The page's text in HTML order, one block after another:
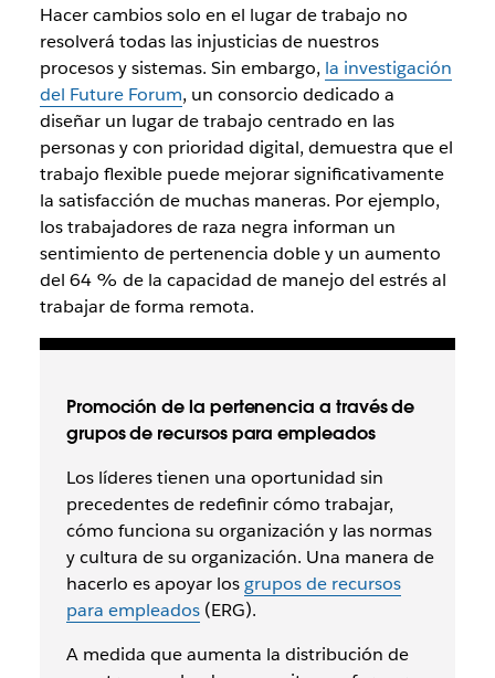
Hacer cambios solo en el lugar de trabajo no
resolverá todas las injusticias de nuestros
procesos y sistemas. Sin embargo, la investigación
del Future Forum, un consorcio dedicado a
diseñar un lugar de trabajo centrado en las
personas y con prioridad digital, demuestra que el
trabajo flexible puede mejorar significativamente
la satisfacción de muchas maneras. Por ejemplo,
los trabajadores de raza negra informan un
sentimiento de pertenencia doble y un aumento
del 64 % de la capacidad de manejo del estrés al
trabajar de forma remota.
Promoción de la pertenencia a través de
grupos de recursos para empleados
Los líderes tienen una oportunidad sin
precedentes de redefinir cómo trabajar,
cómo funciona su organización y las normas
y cultura de su organización. Una manera de
hacerlo es apoyar losgrupos de recursos
para empleados(ERG).
A medida que aumenta la distribución de